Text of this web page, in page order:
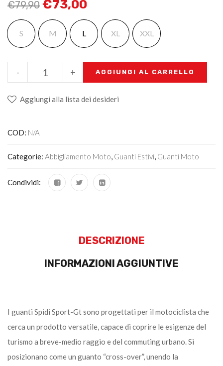
€79,90 €73,00
S M L XL XXL
+
- AGGIUNGI AL CARRELLO
Aggiungi alla lista dei desideri
COD: N/A
Categorie: Abbigliamento Moto, Guanti Estivi, Guanti Moto
Condividi:
DESCRIZIONE
INFORMAZIONI AGGIUNTIVE
I guanti Spidi Sport-Gt sono progettati per il motociclista che
cerca un prodotto versatile, capace di coprire le esigenze del
turismo a breve-medio raggio e del commuting urbano. Si
posizionano come un guanto “cross-over”, unendo la